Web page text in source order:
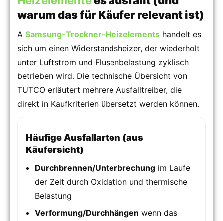
warum das für Käufer relevant ist)
A Samsung-Trockner-Heizelements handelt es
sich um einen Widerstandsheizer, der wiederholt
unter Luftstrom und Flusenbelastung zyklisch
betrieben wird. Die technische Übersicht von
TUTCO erläutert mehrere Ausfalltreiber, die
direkt in Kaufkriterien übersetzt werden können.
Häufige Ausfallarten (aus
Käufersicht)
Durchbrennen/Unterbrechung im Laufe
der Zeit durch Oxidation und thermische
Belastung
Verformung/Durchhängen wenn das